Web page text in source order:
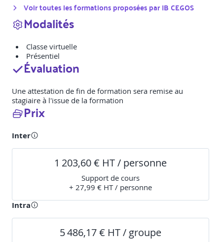
Voir toutes les formations proposées parIB CEGOS
Modalités
Classe virtuelle
Présentiel
Évaluation
Une attestation de fin de formation sera remise au
stagiaire à l'issue de la formation
Prix
Inter
1 203,60 € HT / personne
Support de cours
+ 27,99 € HT / personne
Intra
5 486,17 € HT / groupe